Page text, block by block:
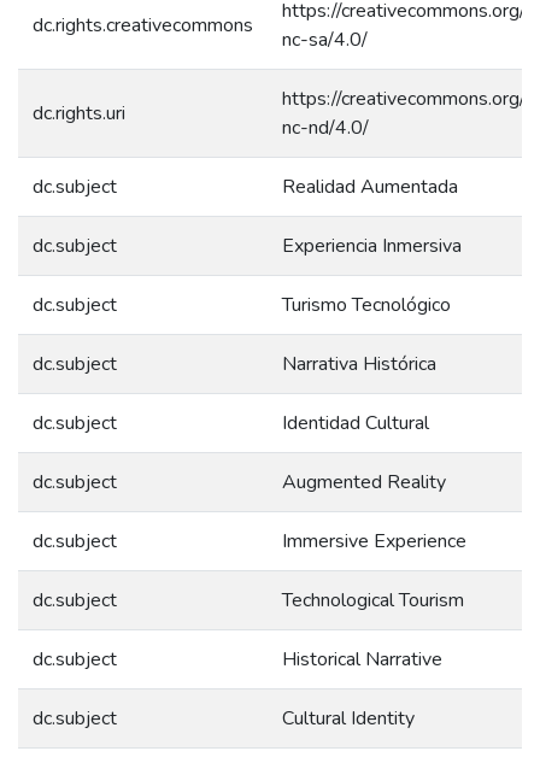
dc.rights.creativecommons
https://creativecommons.org/
nc-sa/4.0/
dc.rights.uri
https://creativecommons.org/
nc-nd/4.0/
dc.subject Realidad Aumentada
dc.subject Experiencia Inmersiva
dc.subject Turismo Tecnológico
dc.subject Narrativa Histórica
dc.subject Identidad Cultural
dc.subject Augmented Reality
dc.subject Immersive Experience
dc.subject Technological Tourism
dc.subject Historical Narrative
dc.subject Cultural Identity